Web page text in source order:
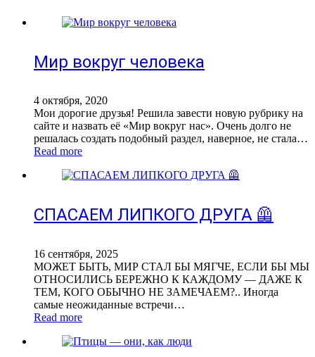
Мир вокруг человека
4 октября, 2020
Мои дорогие друзья! Решила завести новую рубрику на
сайте и назвать её «Мир вокруг нас». Очень долго не
решалась создать подобный раздел, наверное, не стала…
Read more
СПАСАЕМ ЛИПКОГО ДРУГА 🦺
16 сентября, 2025
МОЖЕТ БЫТЬ, МИР СТАЛ БЫ МЯГЧЕ, ЕСЛИ БЫ МЫ
ОТНОСИЛИСЬ БЕРЕЖНО К КАЖДОМУ — ДАЖЕ К
ТЕМ, КОГО ОБЫЧНО НЕ ЗАМЕЧАЕМ?.. Иногда
самые неожиданные встречи…
Read more